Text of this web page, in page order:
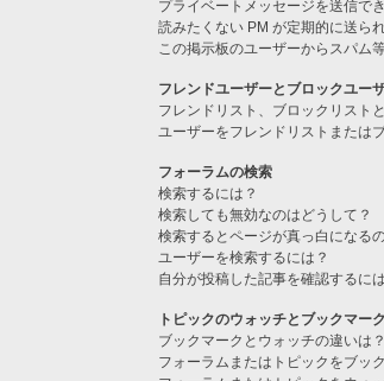
プライベートメッセージを送信で
読みたくない PM が定期的に送ら
この掲示板のユーザーからスパム
フレンドユーザーとブロックユー
フレンドリスト、ブロックリスト
ユーザーをフレンドリストまたは
フォーラムの検索
検索するには？
検索しても無効なのはどうして？
検索するとページが真っ白になる
ユーザーを検索するには？
自分が投稿した記事を確認するに
トピックのウォッチとブックマーク
ブックマークとウォッチの違いは？
フォーラムまたはトピックをブッ